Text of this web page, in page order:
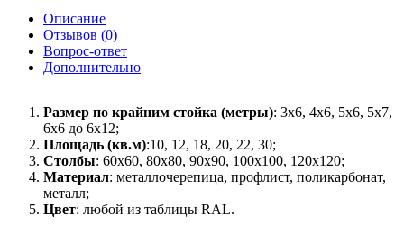
Описание
Отзывов (0)
Вопрос-ответ
Дополнительно
Размер по крайним стойка (метры): 3x6, 4x6, 5x6, 5x7,
6x6 до 6x12;
Площадь (кв.м):10, 12, 18, 20, 22, 30;
Столбы: 60x60, 80x80, 90x90, 100x100, 120x120;
Материал: металлочерепица, профлист, поликарбонат,
металл;
Цвет: любой из таблицы RAL.